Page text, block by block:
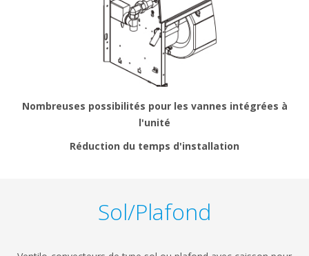
Nombreuses possibilités pour les vannes intégrées à
l'unité
Réduction du temps d'installation
Sol/Plafond